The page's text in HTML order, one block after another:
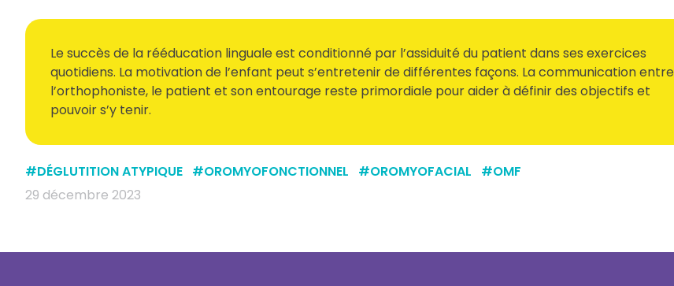
Le succès de la rééducation linguale est conditionné par l’assiduité du patient dans ses exercices
quotidiens. La motivation de l’enfant peut s’entretenir de différentes façons. La communication entre
l’orthophoniste, le patient et son entourage reste primordiale pour aider à définir des objectifs et
pouvoir s’y tenir.
#DÉGLUTITION ATYPIQUE #OROMYOFONCTIONNEL #OROMYOFACIAL #OMF
29 décembre 2023